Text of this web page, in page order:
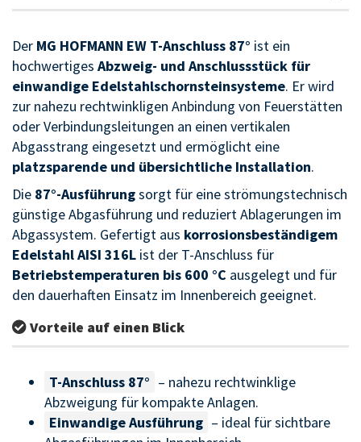
Der MG HOFMANN EW T-Anschluss 87° ist ein
hochwertiges Abzweig- und Anschlussstück für
einwandige Edelstahlschornsteinsysteme. Er wird
zur nahezu rechtwinkligen Anbindung von Feuerstätten
oder Verbindungsleitungen an einen vertikalen
Abgasstrang eingesetzt und ermöglicht eine
platzsparende und übersichtliche Installation.
Die 87°-Ausführungsorgt für eine strömungstechnisch
günstige Abgasführung und reduziert Ablagerungen im
Abgassystem. Gefertigt aus korrosionsbeständigem
Edelstahl AISI 316L ist der T-Anschluss für
Betriebstemperaturen bis 600 °C ausgelegt und für
den dauerhaften Einsatz im Innenbereich geeignet.
Vorteile auf einen Blick
T-Anschluss 87° – nahezu rechtwinklige
Abzweigung für kompakte Anlagen.
Einwandige Ausführung – ideal für sichtbare